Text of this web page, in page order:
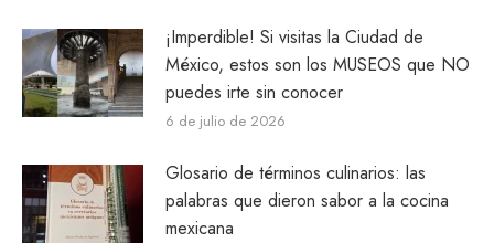
¡Imperdible! Si visitas la Ciudad de
México, estos son los MUSEOS que NO
puedes irte sin conocer
6 de julio de 2026
Glosario de términos culinarios: las
palabras que dieron sabor a la cocina
mexicana